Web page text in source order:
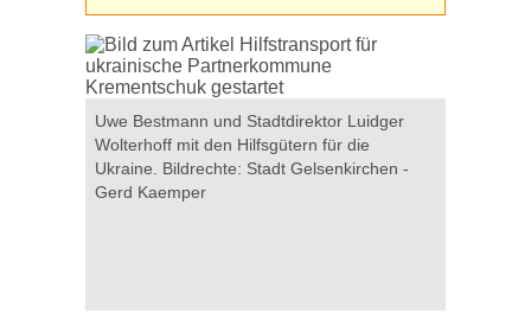
Uwe Bestmann und Stadtdirektor Luidger
Wolterhoff mit den Hilfsgütern für die
Ukraine. Bildrechte: Stadt Gelsenkirchen -
Gerd Kaemper